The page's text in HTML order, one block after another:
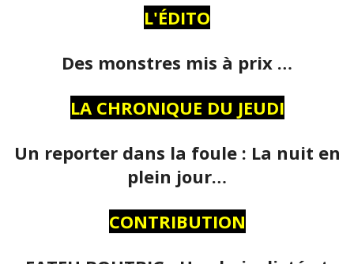
L'ÉDITO
Des monstres mis à prix …
LA CHRONIQUE DU JEUDI
Un reporter dans la foule : La nuit en
plein jour…
CONTRIBUTION